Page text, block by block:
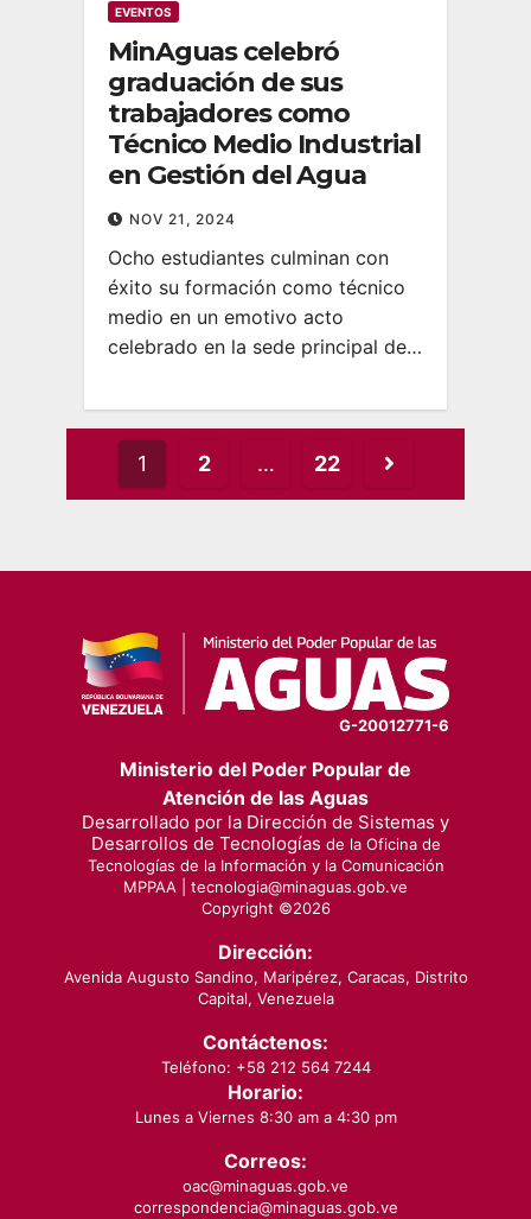
EVENTOS
MinAguas celebró
graduación de sus
trabajadores como
Técnico Medio Industrial
en Gestión del Agua
NOV 21, 2024
Ocho estudiantes culminan con
éxito su formación como técnico
medio en un emotivo acto
celebrado en la sede principal de…
Posts
pagination
1 2 … 22
G-20012771-6
Ministerio del Poder Popular de
Atención de las Aguas
Desarrollado por la Dirección de Sistemas y
Desarrollos de Tecnologías de la Oficina de
Tecnologías de la Información y la Comunicación
MPPAA | tecnologia@minaguas.gob.ve
Copyright ©2026
Dirección:
Avenida Augusto Sandino, Maripérez, Caracas, Distrito
Capital, Venezuela
Contáctenos:
Teléfono: +58 212 564 7244
Horario:
Lunes a Viernes 8:30 am a 4:30 pm
Correos:
oac@minaguas.gob.ve
correspondencia@minaguas.gob.ve